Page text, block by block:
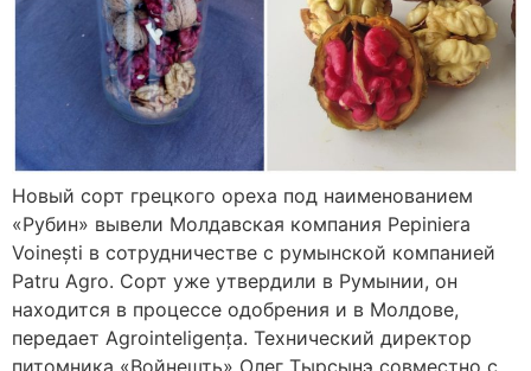
Новый сорт грецкого ореха под наименованием
«Рубин» вывели Молдавская компания Pepiniera
Voinești в сотрудничестве с румынской компанией
Patru Agro. Сорт уже утвердили в Румынии, он
находится в процессе одобрения и в Молдове,
передает Agrointeligența. Технический директор